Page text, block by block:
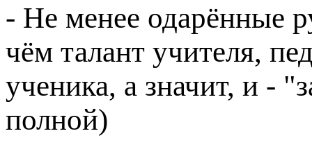
- Не менее одарённые
чём талант учителя,
ученика, а значит, и -
полной)